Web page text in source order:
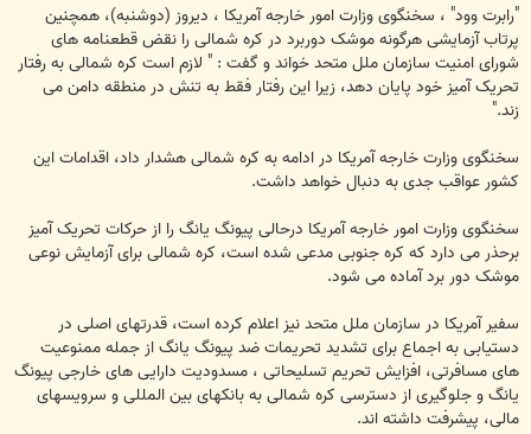
"رابرت وود" ، سخنگوی وزارت امور خارجه آمریکا ، دیروز (دوشنبه)، همچنین
پرتاب آزمایشی هرگونه موشک دوربرد در کره شمالی را نقض قطعنامه های
شورای امنیت سازمان ملل متحد خواند و گفت : " لازم است کره شمالی به رفتار
تحریک آمیز خود پایان دهد، زیرا این رفتار فقط به تنش در منطقه دامن می
زند."
سخنگوی وزارت خارجه آمریکا در ادامه به کره شمالی هشدار داد، اقدامات این
کشور عواقب جدی به دنبال خواهد داشت.
سخنگوی وزارت امور خارجه آمریکا درحالی پیونگ یانگ را از حرکات تحریک آمیز
برحذر می دارد که کره جنوبی مدعی شده است، کره شمالی برای آزمایش نوعی
موشک دور برد آماده می شود.
سفیر آمریکا در سازمان ملل متحد نیز اعلام کرده است، قدرتهای اصلی در
دستیابی به اجماع برای تشدید تحریمات ضد پیونگ یانگ از جمله ممنوعیت
های مسافرتی، افزایش تحریم تسلیحاتی ، مسدودیت دارایی های خارجی پیونگ
یانگ و جلوگیری از دسترسی کره شمالی به بانکهای بین المللی و سرویسهای
مالی، پیشرفت داشته اند.